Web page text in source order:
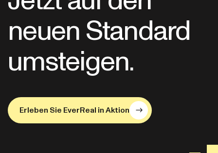
neuen Standard
umsteigen.
Erleben Sie EverReal in Aktion